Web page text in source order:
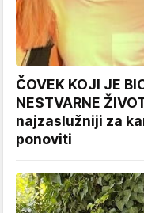
ČOVEK KOJI JE
NESTVARNE
najzaslužniji za
ponoviti